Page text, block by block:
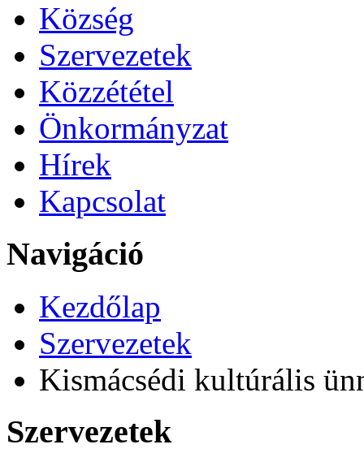
Község
Szervezetek
Közzététel
Önkormányzat
Hírek
Kapcsolat
Navigáció
Kezdőlap
Szervezetek
Kismácsédi kultúrális
Szervezetek